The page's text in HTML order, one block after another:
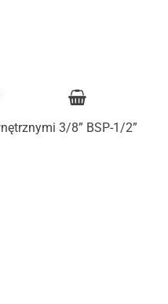
3/8” BSP-1/2”